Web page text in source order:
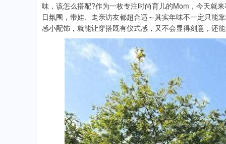
味，该怎么搭配?作为一枚专注时尚育儿的Mom，今天就
日氛围，带娃、走亲访友都超合适～其实年味不一定只能
感小配饰，就能让穿搭既有仪式感，又不会显得刻意，还